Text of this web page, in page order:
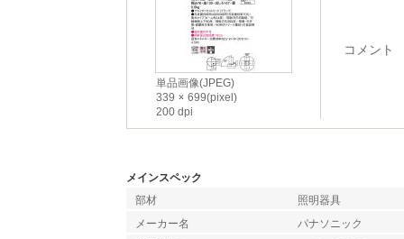
単品画像(JPEG)
339
699(pixel)
200 dpi
コメント
メインスペック
部材
照明器具
メーカー名
パナソニック